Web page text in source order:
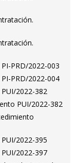
PRD/2022-003
PRD/2022-004
2022-382
PUI/2022-382
2022-395
2022-397